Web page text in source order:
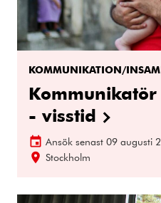
KOMMUNIKATION/
- visstid
Ansök senast 09 augusti
Stockholm